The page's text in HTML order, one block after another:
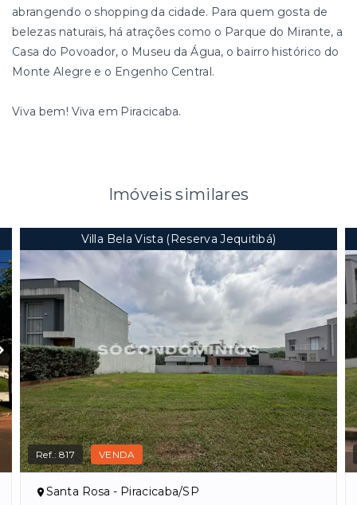
abrangendo o shopping da cidade. Para quem gosta de
belezas naturais, há atrações como o Parque do Mirante, a
Casa do Povoador, o Museu da Água, o bairro histórico do
Monte Alegre e o Engenho Central.
Viva bem! Viva em Piracicaba.
Imóveis similares
Villa Bela Vista (Reserva Jequitibá)
Ref.:817 VENDA
Santa Rosa - Piracicaba/SP